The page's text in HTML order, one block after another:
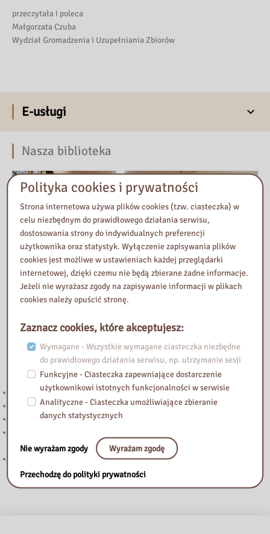
przeczytała i poleca
Małgorzata Czuba
Wydział Gromadzenia i Uzupełniania Zbiorów
E-usługi
Nasza biblioteka
Przeczytaj
Budżet obywatelski. Zagłosuj
Zmiana godzin otwarcia Biblioteki (lipiec-sierpień)
Zmiana godzin pracy 27.VI.2026 r.
Woydyłło
Zmiana godzin pracy we wtorek 12 maja 2026 r.
Polityka cookies i prywatności
Strona internetowa używa plików cookies (tzw. ciasteczka) w
celu niezbędnym do prawidłowego działania serwisu,
dostosowania strony do indywidualnych preferencji
użytkownika oraz statystyk. Wyłączenie zapisywania plików
cookies jest możliwe w ustawieniach każdej przeglądarki
internetowej, dzięki czemu nie będą zbierane żadne informacje.
Jeżeli nie wyrażasz zgody na zapisywanie informacji w plikach
cookies należy opuścić stronę.
Zaznacz cookies, które akceptujesz:
Wymagane - Wszystkie wymagane ciasteczka niezbędne
do prawidłowego działania serwisu, np. utrzymanie sesji
Funkcyjne - Ciasteczka zapewniające dostarczenie
użytkownikowi istotnych funkcjonalności w serwisie
Analityczne - Ciasteczka umożliwiające zbieranie
danych statystycznych
Nie wyrażam zgody Wyrażam zgodę
Przechodzę do polityki prywatności